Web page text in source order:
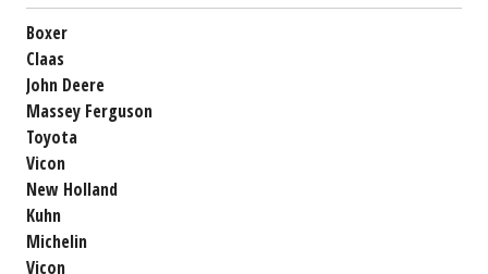
Boxer
Claas
John Deere
Massey Ferguson
Toyota
Vicon
New Holland
Kuhn
Michelin
Vicon